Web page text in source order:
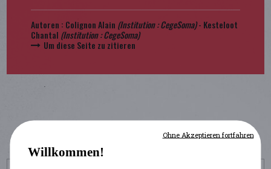
Autoren : Colignon Alain (Institution :CegeSoma)- Kesteloot
Chantal (Institution :CegeSoma)
Um diese Seite zu zitieren
Willkommen!
Ohne Akzeptieren fortfahren